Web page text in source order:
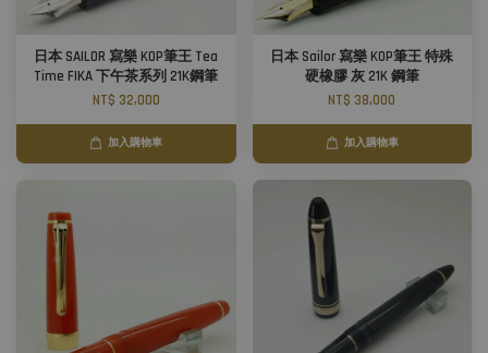
日本 SAILOR 寫樂 KOP筆王 Tea
Time FIKA 下午茶系列 21K鋼筆
NT$ 32,000
加入購物車
日本 Sailor 寫樂 KOP筆王 特殊
硬橡膠 灰 21K 鋼筆
NT$ 38,000
加入購物車